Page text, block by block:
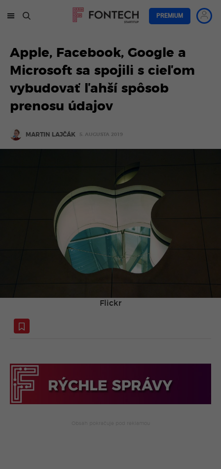
PREMIUM
Apple, Facebook, Google a
Microsoft sa spojili s cieľom
vybudovať ľahší spôsob
prenosu údajov
MARTIN LAJČÁK 5. AUGUSTA 2019
Flickr